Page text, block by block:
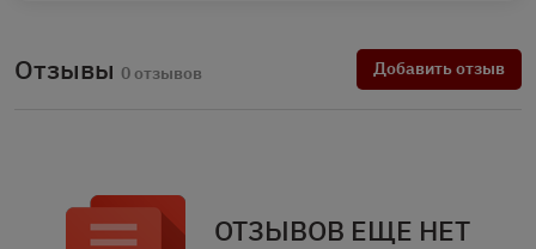
Отзывы 0 отзывов Добавить отзыв
ОТЗЫВОВ ЕЩЕ НЕТ